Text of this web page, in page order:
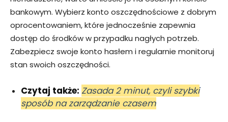
bankowym. Wybierz konto oszczędnościowe z dobrym
oprocentowaniem, które jednocześnie zapewnia
dostęp do środków w przypadku nagłych potrzeb.
Zabezpiecz swoje konto hasłem i regularnie monitoruj
stan swoich oszczędności.
Czytaj także: Zasada 2 minut, czyli szybki
sposób na zarządzanie czasem